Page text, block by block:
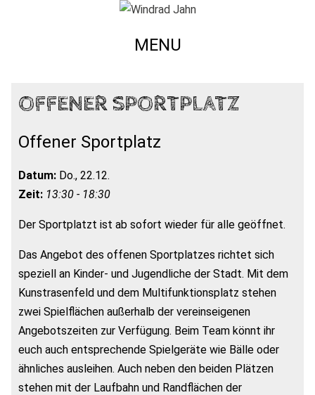
MENU
OFFENER SPORTPLATZ
Offener Sportplatz
Datum: Do., 22.12.
Zeit: 13:30 - 18:30
Der Sportplatzt ist ab sofort wieder für alle geöffnet.
Das Angebot des offenen Sportplatzes richtet sich
speziell an Kinder- und Jugendliche der Stadt. Mit dem
Kunstrasenfeld und dem Multifunktionsplatz stehen
zwei Spielflächen außerhalb der vereinseigenen
Angebotszeiten zur Verfügung. Beim Team könnt ihr
euch auch entsprechende Spielgeräte wie Bälle oder
ähnliches ausleihen. Auch neben den beiden Plätzen
stehen mit der Laufbahn und Randflächen der